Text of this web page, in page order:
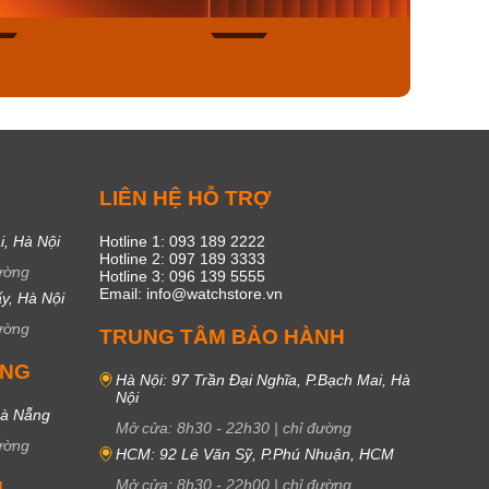
Hà Nội
Hà Nội
Nẵng
LIÊN HỆ HỖ TRỢ
Hotline 1: 093 189 2222
Hotline 2: 097 189 3333
Hotline 3: 096 139 5555
Email: info@watchstore.vn
TRUNG TÂM BẢO HÀNH
Hà Nội: 97 Trần Đại Nghĩa, P.Bạch Mai, Hà
Nội
Mở cửa: 8h30 - 22h30 | chỉ đường
HCM: 92 Lê Văn Sỹ, P.Phú Nhuận, HCM
Mở cửa: 8h30 - 22h00 | chỉ đường